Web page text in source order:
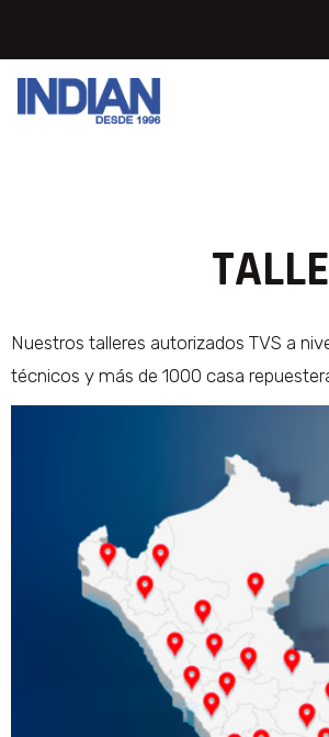
Nuestros talleres autorizados TVS a
técnicos y más de 1000 casa